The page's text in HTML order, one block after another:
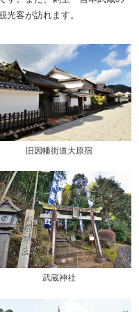
光客が訪れます。
旧因幡街道大原宿
武蔵神社